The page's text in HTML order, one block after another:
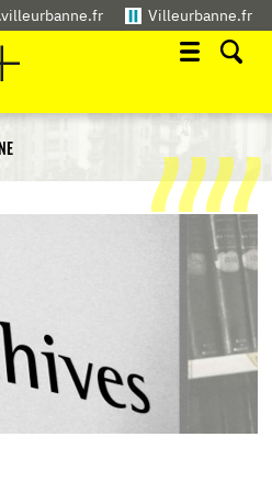
Villeurbanne.fr
échanges